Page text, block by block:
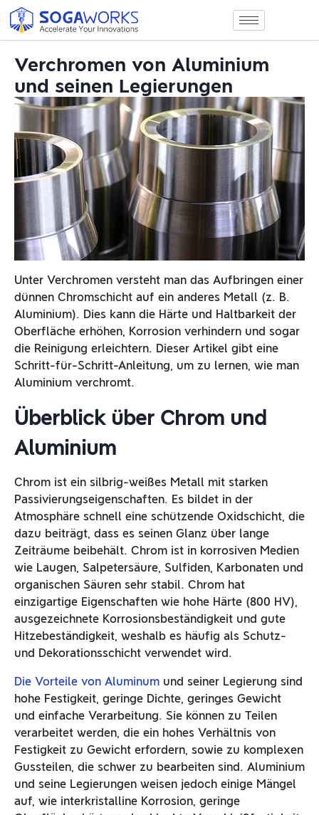
Verchromen von Aluminium
und seinen Legierungen
Unter Verchromen versteht man das Aufbringen einer
dünnen Chromschicht auf ein anderes Metall (z. B.
Aluminium). Dies kann die Härte und Haltbarkeit der
Oberfläche erhöhen, Korrosion verhindern und sogar
die Reinigung erleichtern. Dieser Artikel gibt eine
Schritt-für-Schritt-Anleitung, um zu lernen, wie man
Aluminium verchromt.
Überblick über Chrom und
Aluminium
Chrom ist ein silbrig-weißes Metall mit starken
Passivierungseigenschaften. Es bildet in der
Atmosphäre schnell eine schützende Oxidschicht, die
dazu beiträgt, dass es seinen Glanz über lange
Zeiträume beibehält. Chrom ist in korrosiven Medien
wie Laugen, Salpetersäure, Sulfiden, Karbonaten und
organischen Säuren sehr stabil. Chrom hat
einzigartige Eigenschaften wie hohe Härte (800 HV),
ausgezeichnete Korrosionsbeständigkeit und gute
Hitzebeständigkeit, weshalb es häufig als Schutz-
und Dekorationsschicht verwendet wird.
Die Vorteile von Aluminum und seiner Legierung sind
hohe Festigkeit, geringe Dichte, geringes Gewicht
und einfache Verarbeitung. Sie können zu Teilen
verarbeitet werden, die ein hohes Verhältnis von
Festigkeit zu Gewicht erfordern, sowie zu komplexen
Gussteilen, die schwer zu bearbeiten sind. Aluminium
und seine Legierungen weisen jedoch einige Mängel
auf, wie interkristalline Korrosion, geringe